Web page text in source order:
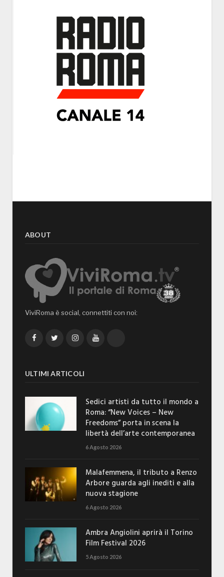
ABOUT
ViviRoma è social, connettiti con noi:
FacebookTwitterInstagramYouTube
ULTIMI ARTICOLI
Sedici artisti da tutto il mondo a
Roma: “New Voices – New
Freedoms” porta in scena la
libertà dell’arte contemporanea
6 Agosto 2026
Malafemmena, il tributo a Renzo
Arbore guarda agli inediti e alla
nuova stagione
6 Agosto 2026
Ambra Angiolini aprirà il Torino
Film Festival 2026
5 Agosto 2026